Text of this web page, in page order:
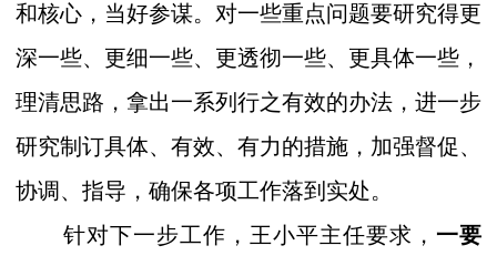
和核心，当好参谋。对一些重点问题要研究得更
深一些、更细一些、更透彻一些、更具体一些，
理清思路，拿出一系列行之有效的办法，进一步
研究制订具体、有效、有力的措施，加强督促、
协调、指导，确保各项工作落到实处。
针对下一步工作，王小平主任要求， 一要